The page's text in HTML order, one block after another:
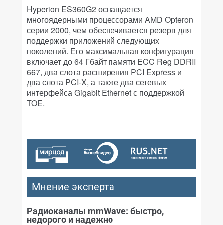
Hyperion ES360G2 оснащается
многоядерными процессорами AMD Opteron
серии 2000, чем обеспечивается резерв для
поддержки приложений следующих
поколений. Его максимальная конфигурация
включает до 64 Гбайт памяти ECC Reg DDRII
667, два слота расширения PCI Express и
два слота PCI-X, а также два сетевых
интерфейса Gigabit Ethernet с поддержкой
TOE.
Мнение эксперта
Радиоканалы mmWave: быстро,
недорого и надежно